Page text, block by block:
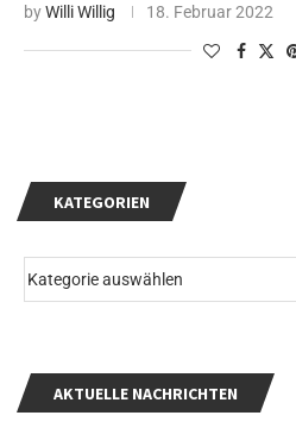
byWilli Willig 18. Februar 2022
KATEGORIEN
AKTUELLE NACHRICHTEN